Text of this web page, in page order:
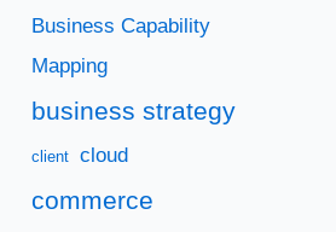
Business Capability
Mapping
business strategy
client cloud
commerce